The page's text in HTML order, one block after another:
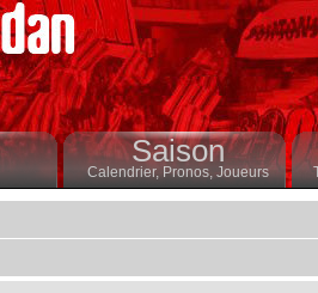
Saison
Calendrier,Pronos, Joueurs